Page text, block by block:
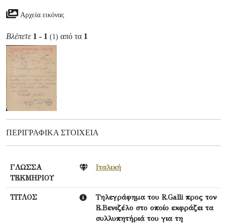
Αρχεία εικόνας
Βλέπετε 1 - 1 (1) από τα 1
ΠΕΡΙΓΡΑΦΙΚΆ ΣΤΟΙΧΕΊΑ
ΓΛΩΣΣΑ
ΤΕΚΜΗΡΙΟΥ
Ιταλική
ΤΙΤΛΟΣ
Τηλεγράφημα του R.Galli προς τον
Ε.Βενιζέλο στο οποίο εκφράζει τα
συλλυπητήριά του για τη